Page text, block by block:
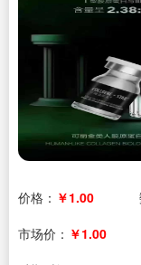
价格： ￥1.00
市场价： ￥1.00